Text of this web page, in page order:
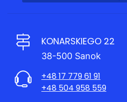
KONARSKIEGO 22
38-500 Sanok
+48 17 779 61 91
+48 504 958 559